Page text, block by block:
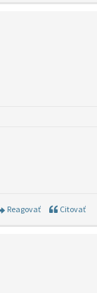
Reagovať Citovať